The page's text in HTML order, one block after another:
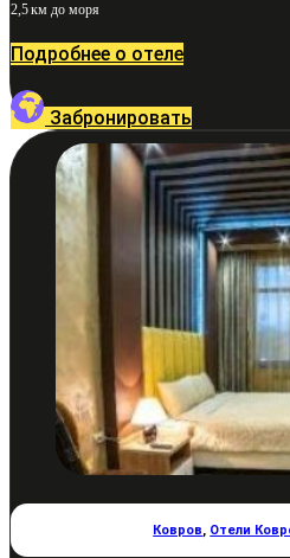
2,5 км до моря
Подробнее о отеле
Забронировать
Ковров, Отели